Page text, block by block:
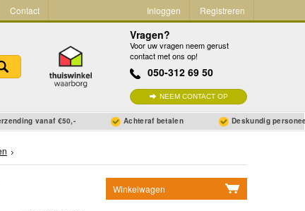
Contact Inloggen Registreren
Vragen?
Voor uw vragen neem gerust
contact met ons op!
050-312 69 50
NEEM CONTACT OP
vanaf €50,- Achteraf betalen Deskundig
Winkelwagen